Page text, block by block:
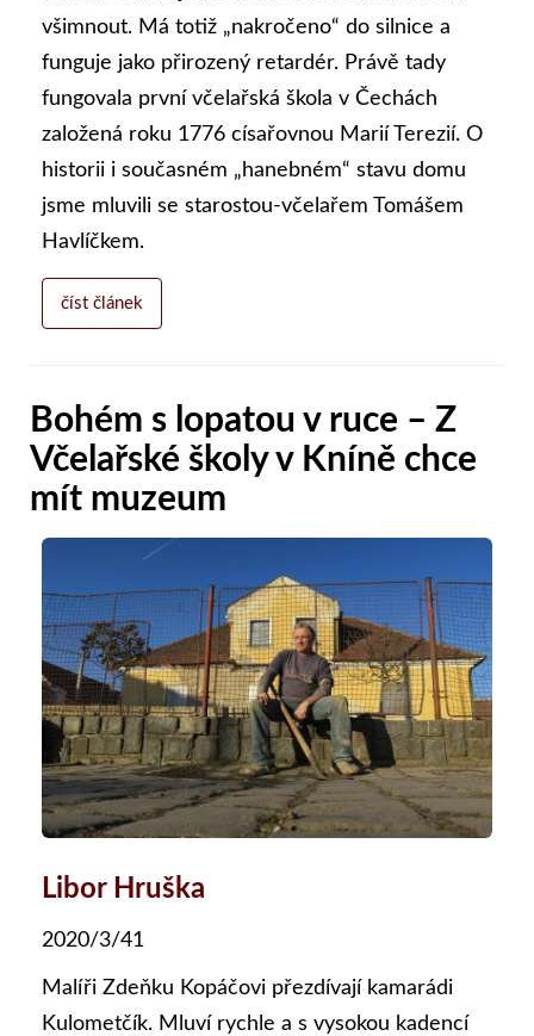
všimnout. Má totiž „nakročeno“ do silnice a
funguje jako přirozený retardér. Právě tady
fungovala první včelařská škola v Čechách
založená roku 1776 císařovnou Marií Terezií. O
historii i současném „hanebném“ stavu domu
jsme mluvili se starostou-včelařem Tomášem
Havlíčkem.
číst článek
Bohém s lopatou v ruce – Z
Včelařské školy v Kníně chce
mít muzeum
Libor Hruška
2020/3/41
Malíři Zdeňku Kopáčovi přezdívají kamarádi
Kulometčík. Mluví rychle a s vysokou kadencí